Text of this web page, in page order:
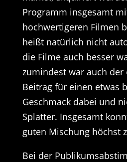
Programm insgesamt
hochwertigeren Filmen
heißt natürlich nicht
die Filme auch besser
zumindest war auch der
Beitrag für einen etwas
Geschmack dabei und
Splatter. Insgesamt
guten Mischung höchst
Bei der